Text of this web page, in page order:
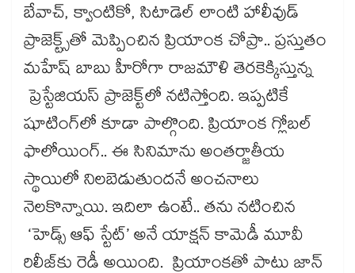
బేవాచ్, క్వాంటికో, సిటాడెల్ లాంటి హాలీవుడ్
ప్రాజెక్ట్స్‌‌‌‌‌‌‌‌‌‌‌‌‌‌‌‌తో మెప్పించిన ప్రియాంక చోప్రా.. ప్రస్తుతం
మహేష్ బాబు హీరోగా రాజమౌళి తెరకెక్కిస్తున్న
ప్రెస్టేజియస్‌‌‌‌‌‌‌‌‌‌‌‌‌‌‌‌ ప్రాజెక్ట్‌‌‌‌‌‌‌‌‌‌‌‌‌‌‌‌లో నటిస్తోంది. ఇప్పటికే
షూటింగ్‌‌‌‌‌‌‌‌‌‌‌‌‌‌‌‌లో కూడా పాల్గొంది. ప్రియాంక గ్లోబల్
ఫాలోయింగ్.. ఈ సినిమాను అంతర్జాతీయ
స్థాయిలో నిలబెడుతుందనే అంచనాలు
నెలకొన్నాయి. ఇదిలా ఉంటే.. తను నటించిన
‘హెడ్స్‌‌‌‌‌‌‌‌‌‌‌‌‌‌‌‌ ఆఫ్‌‌‌‌‌‌‌‌‌‌‌‌‌‌‌‌ స్టేట్‌‌‌‌‌‌‌‌‌‌‌‌‌‌‌‌’ అనే యాక్షన్ కామెడీ మూవీ
రిలీజ్‌‌‌‌‌‌‌‌‌‌‌‌‌‌‌‌కు రెడీ అయింది. ప్రియాంకతో పాటు జాన్